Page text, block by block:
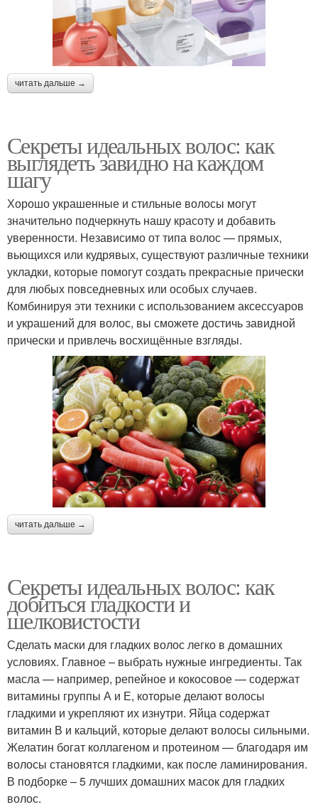
читать дальше →
Секреты идеальных волос: как
выглядеть завидно на каждом
шагу
Хорошо украшенные и стильные волосы могут
значительно подчеркнуть нашу красоту и добавить
уверенности. Независимо от типа волос — прямых,
вьющихся или кудрявых, существуют различные техники
укладки, которые помогут создать прекрасные прически
для любых повседневных или особых случаев.
Комбинируя эти техники с использованием аксессуаров
и украшений для волос, вы сможете достичь завидной
прически и привлечь восхищённые взгляды.
читать дальше →
Секреты идеальных волос: как
добиться гладкости и
шелковистости
Сделать маски для гладких волос легко в домашних
условиях. Главное – выбрать нужные ингредиенты. Так
масла — например, репейное и кокосовое — содержат
витамины группы А и Е, которые делают волосы
гладкими и укрепляют их изнутри. Яйца содержат
витамин В и кальций, которые делают волосы сильными.
Желатин богат коллагеном и протеином — благодаря им
волосы становятся гладкими, как после ламинирования.
В подборке – 5 лучших домашних масок для гладких
волос.